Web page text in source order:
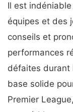
Il est
équipes et des
conseils et
performances
défaites durant
base solide
Premier